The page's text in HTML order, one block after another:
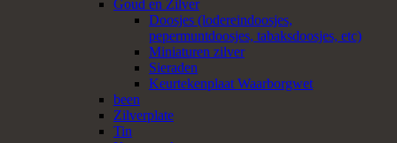
Goud en Zilver
Doosjes (lodereindoosjes,
pepermuntdoosjes, tabaksdoosjes, etc)
Miniaturen zilver
Sieraden
Keurtekenplaat Waarborgwet
been
Zilverplate
Tin